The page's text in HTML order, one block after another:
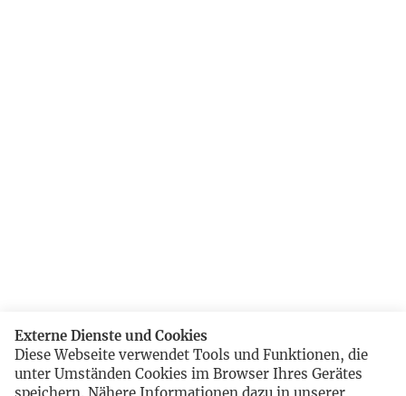
Externe Dienste und Cookies
Diese Webseite verwendet Tools und Funktionen, die
unter Umständen Cookies im Browser Ihres Gerätes
speichern. Nähere Informationen dazu in unserer